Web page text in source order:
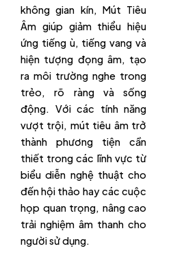
không gian kín, Mút Tiêu
Âm giúp giảm thiểu hiệu
ứng tiếng ù, tiếng vang và
hiện tượng đọng âm, tạo
ra môi trường nghe trong
trẻo, rõ ràng và sống
động. Với các tính năng
vượt trội, mút tiêu âm trở
thành phương tiện cần
thiết trong các lĩnh vực từ
biểu diễn nghệ thuật cho
đến hội thảo hay các cuộc
họp quan trọng, nâng cao
trải nghiệm âm thanh cho
người sử dụng.